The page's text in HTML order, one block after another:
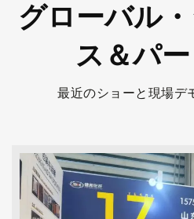
グローバル
ス＆パ
最近のショーと現場デ